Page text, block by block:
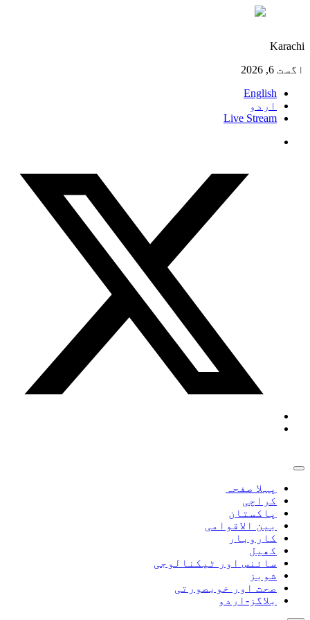
Karachi
اگست 6, 2026
English
اردو
Live Stream
پہلا صفحہ
کراچی
پاکستان
بین الاقوامی
کاروبار
کھیل
سائنس اور ٹیکنالوجی
شوبز
صحت اور خوبصورتی
بلاگز-اردو